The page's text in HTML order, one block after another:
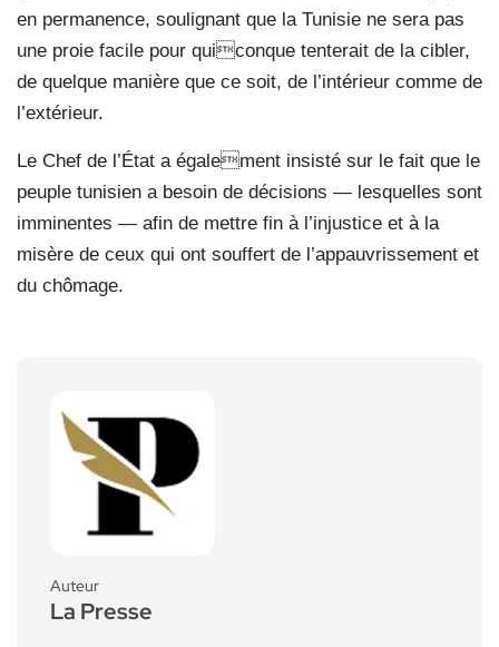
en permanence, soulignant que la Tunisie ne sera pas
une proie facile pour quiconque tenterait de la cibler,
de quelque manière que ce soit, de l’intérieur comme de
l’extérieur.
Le Chef de l’État a également insisté sur le fait que le
peuple tunisien a besoin de décisions — lesquelles sont
imminentes — afin de mettre fin à l’injustice et à la
misère de ceux qui ont souffert de l’appauvrissement et
du chômage.
Auteur
La Presse